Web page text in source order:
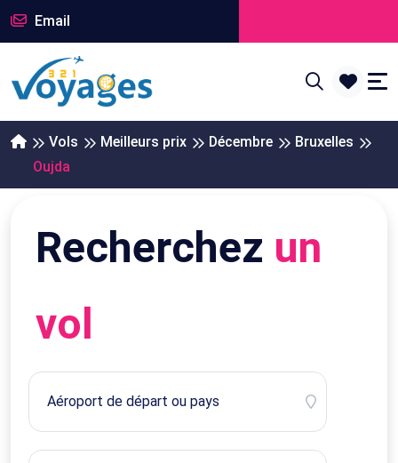
Email
Vols Meilleurs prix Décembre
Bruxelles
Oujda
Recherchez un
vol